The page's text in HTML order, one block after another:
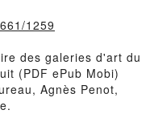
1259
des galeries d'art du
(PDF ePub Mobi)
Agnès Penot,